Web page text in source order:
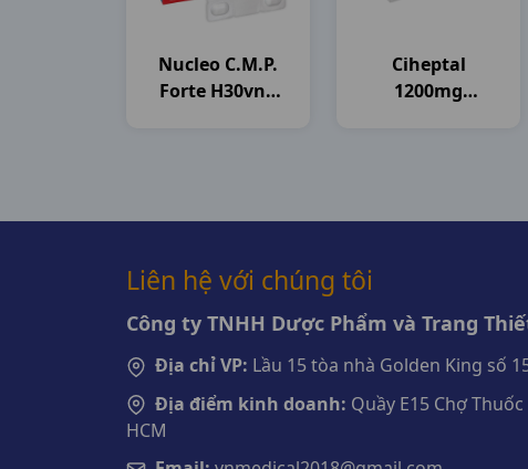
Nucleo C.m.p.
Forte H30vna
Ciheptal
1200mg
Liên hệ với chúng tôi
Công ty TNHH Dược Phẩm và Trang
Địa chỉ VP: Lầu 15 tòa nhà Golden King số
Địa điểm kinh doanh: Quầy E15 Chợ
HCM